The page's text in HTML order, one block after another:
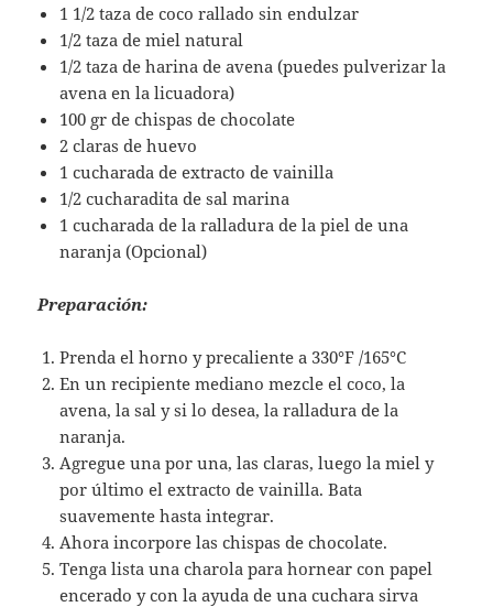
1 1/2 taza de coco rallado sin endulzar
1/2 taza de miel natural
1/2 taza de harina de avena (puedes pulverizar la
avena en la licuadora)
100 gr de chispas de chocolate
2 claras de huevo
1 cucharada de extracto de vainilla
1/2 cucharadita de sal marina
1 cucharada de la ralladura de la piel de una
naranja (Opcional)
Preparación:
Prenda el horno y precaliente a 330°F /165°C
En un recipiente mediano mezcle el coco, la
avena, la sal y si lo desea, la ralladura de la
naranja.
Agregue una por una, las claras, luego la miel y
por último el extracto de vainilla. Bata
suavemente hasta integrar.
Ahora incorpore las chispas de chocolate.
Tenga lista una charola para hornear con papel
encerado y con la ayuda de una cuchara sirva